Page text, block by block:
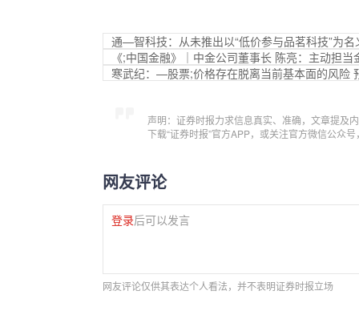
通—智科技：从未推出以“低价参与品茗科技”为
《;中国金融》｜中金公司董事长 陈亮：主动担
寒武纪：—股票;价格存在脱离当前基本面的风险
声明：证券时报力求信息真实、准确，文章提及
下载“证券时报”官方APP，或关注官方微信公众
网友评论
登录后可以发言
网友评论仅供其表达个人看法，并不表明证券时报立场